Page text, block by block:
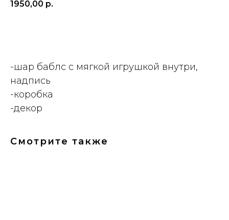
1950,00 р.
-шар баблс с мягкой игрушкой внутри,
надпись
-коробка
-декор
Смотрите также